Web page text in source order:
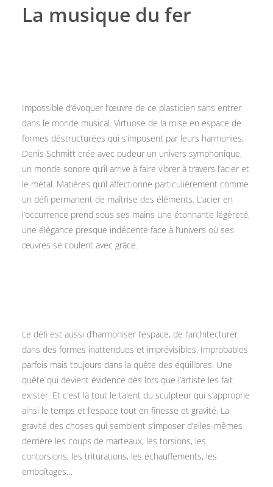
La musique du fer
Impossible d‘évoquer l’œuvre de ce plasticien sans entrer
dans le monde musical. Virtuose de la mise en espace de
formes déstructurées qui s’imposent par leurs harmonies,
Denis Schmitt crée avec pudeur un univers symphonique,
un monde sonore qu’il arrive à faire vibrer à travers l’acier et
le métal. Matières qu’il affectionne particulièrement comme
un défi permanent de maîtrise des éléments. L’acier en
l’occurrence prend sous ses mains une étonnante légèreté,
une élégance presque indécente face à l’univers où ses
œuvres se coulent avec grâce.
Le défi est aussi d’harmoniser l’espace, de l’architecturer
dans des formes inattendues et imprévisibles. Improbables
parfois mais toujours dans la quête des équilibres. Une
quête qui devient évidence dès lors que l’artiste les fait
exister. Et c’est là tout le talent du sculpteur qui s’approprie
ainsi le temps et l’espace tout en finesse et gravité. La
gravité des choses qui semblent s’imposer d’elles-mêmes
derrière les coups de marteaux, les torsions, les
contorsions, les triturations, les échauffements, les
emboîtages…